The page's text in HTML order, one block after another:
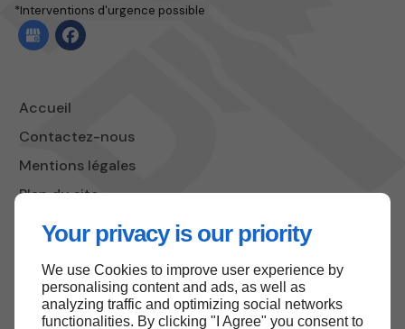
Your privacy is our priority
We use Cookies to improve user experience by
personalising content and ads, as well as
analyzing traffic and optimizing social networks
functionalities. By clicking "I Agree" you consent to
*Interventions d'urgence possible
Accueil
Contactez-nous
Mentions légales
Plan du site
Haut de page